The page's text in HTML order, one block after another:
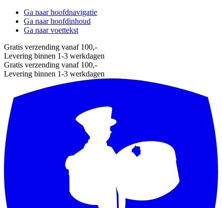
Ga naar hoofdnavigatie
Ga naar hoofdinhoud
Ga naar voettekst
Gratis verzending vanaf 100,-
Levering binnen 1-3 werkdagen
Gratis verzending vanaf 100,-
Levering binnen 1-3 werkdagen